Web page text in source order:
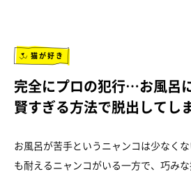
猫が好き
完全にプロの犯行…お風呂
賢すぎる方法で脱出してし
お風呂が苦手というニャンコは少なく
も耐えるニャンコがいる一方で、巧み